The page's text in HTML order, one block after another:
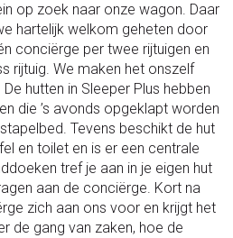
op zoek naar onze wagon. Daar
hartelijk welkom geheten door
conciërge per twee rijtuigen en
rijtuig. We maken het onszelf
hutten in Sleeper Plus hebben
die ’s avonds opgeklapt worden
Tevens beschikt de hut
en toilet en is er een centrale
tref je aan in je eigen hut
aan de conciërge. Kort na
zich aan ons voor en krijgt het
de gang van zaken, hoe de